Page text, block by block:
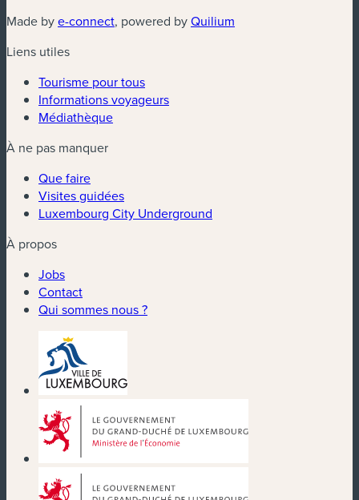
Made bye-connect(nouvelle fenêtre)
, powered byQuilium
Liens utiles
Tourisme pour tous
Informations voyageurs
Médiathèque
À ne pas manquer
Que faire
Visites guidées
Luxembourg City Underground
À propos
Jobs
Contact
Qui sommes nous ?